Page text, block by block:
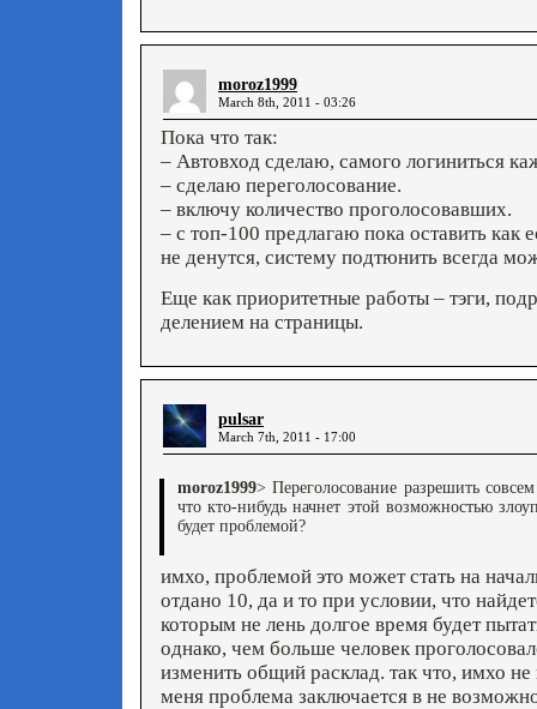
moroz1999
March 8th, 2011 - 03:26
Пока что так:
– Автовход сделаю, самого логиниться
– сделаю переголосование.
– включу количество проголосовавших.
– с топ-100 предлагаю пока оставить как
не денутся, систему подтюнить всегда
Еще как приоритетные работы – тэги,
делением на страницы.
pulsar
March 7th, 2011 - 17:00
moroz1999> Переголосование разрешить
что кто-нибудь начнет этой возможностью
будет проблемой?
имхо, проблемой это может стать на
отдано 10, да и то при условии, что
которым не лень долгое время будет
однако, чем больше человек
изменить общий расклад. так что, имхо
меня проблема заключается в не